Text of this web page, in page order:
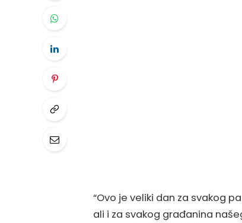
“Ovo je veliki dan za svakog
ali i za svakog građanina